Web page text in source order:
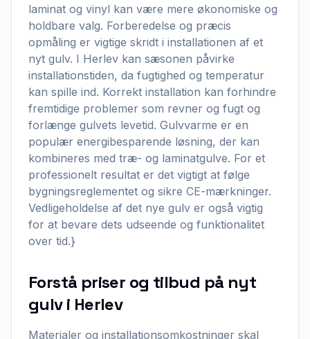
laminat og vinyl kan være mere økonomiske og
holdbare valg. Forberedelse og præcis
opmåling er vigtige skridt i installationen af et
nyt gulv. I Herlev kan sæsonen påvirke
installationstiden, da fugtighed og temperatur
kan spille ind. Korrekt installation kan forhindre
fremtidige problemer som revner og fugt og
forlænge gulvets levetid. Gulvvarme er en
populær energibesparende løsning, der kan
kombineres med træ- og laminatgulve. For et
professionelt resultat er det vigtigt at følge
bygningsreglementet og sikre CE-mærkninger.
Vedligeholdelse af det nye gulv er også vigtig
for at bevare dets udseende og funktionalitet
over tid.}
Forstå priser og tilbud på nyt
gulv i Herlev
Materialer og installationsomkostninger skal